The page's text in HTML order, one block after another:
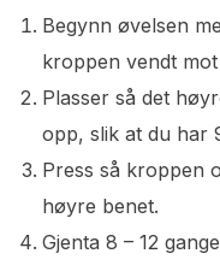
Begynn øvelsen
kroppen vendt
Plasser så det
opp, slik at du har
Press så kroppen
høyre benet.
Gjenta 8 – 12